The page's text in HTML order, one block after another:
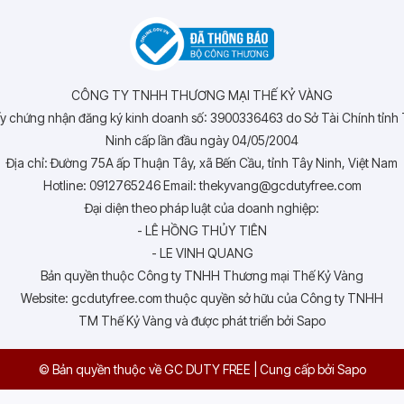
CÔNG TY TNHH THƯƠNG MẠI THẾ KỶ VÀNG
chứng nhận đăng ký kinh doanh số: 3900336463 do Sở Tài Chính tỉnh
Ninh cấp lần đầu ngày 04/05/2004
Địa chỉ: Đường 75A ấp Thuận Tây, xã Bến Cầu, tỉnh Tây Ninh, Việt Nam
Hotline: 0912765246 Email: thekyvang@gcdutyfree.com
Đại diện theo pháp luật của doanh nghiệp:
- LÊ HỒNG THỦY TIÊN
- LE VINH QUANG
Bản quyền thuộc Công ty TNHH Thương mại Thế Kỷ Vàng
Website: gcdutyfree.com thuộc quyền sở hữu của Công ty TNHH
TM Thế Kỷ Vàng và được phát triển bởi Sapo
© Bản quyền thuộc về GC DUTY FREE Cung cấp bởi Sapo